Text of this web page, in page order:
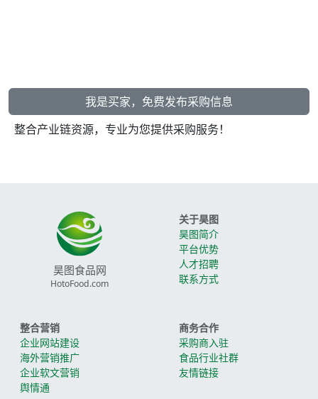
我是买家，免费发布采购信息
整合产业链资源，专业为您提供采购服务！
昊图食品网
HotoFood.com
关于昊图
昊图简介
平台优势
人才招聘
联系方式
整合营销
企业网站建设
海外营销推广
企业软文营销
舆情通
商务合作
采购商入驻
食品行业社群
友情链接